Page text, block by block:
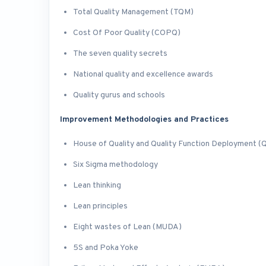
Total Quality Management (TQM)
Cost Of Poor Quality (COPQ)
The seven quality secrets
National quality and excellence awards
Quality gurus and schools
Improvement Methodologies and Practices
House of Quality and Quality Function Deployment
Six Sigma methodology
Lean thinking
Lean principles
Eight wastes of Lean (MUDA)
5S and Poka Yoke